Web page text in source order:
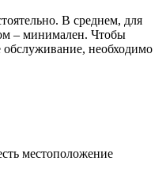
В среднем, для
– минимален. Чтобы
обслуживание, необходимо
местоположение